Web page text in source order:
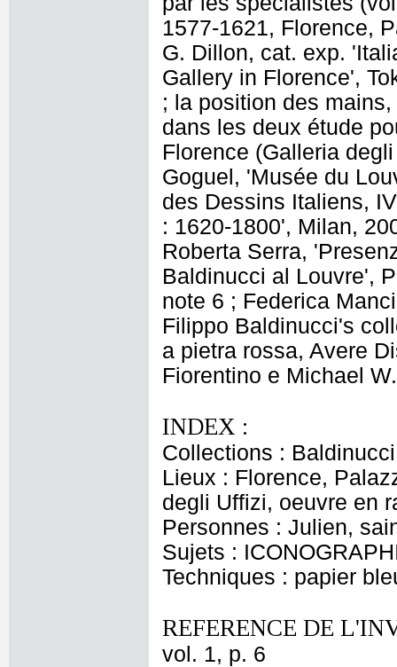
1577-1621, Florence,
G. Dillon, cat. exp.
Gallery in Florence',
; la position des
dans les deux étude
Florence (Galleria
Goguel, 'Musée du
des Dessins Italiens,
: 1620-1800', Milan,
Roberta Serra,
Baldinucci al Louvre',
note 6 ; Federica
Filippo Baldinucci's
a pietra rossa, Avere
Fiorentino e Michael
INDEX :
Collections :
Lieux : Florence,
degli Uffizi, oeuvre en
Personnes : Julien,
Sujets :
Techniques : papier
REFERENCE DE
vol. 1, p. 6